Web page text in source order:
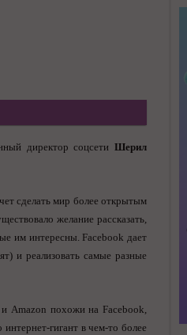
директор соцсетиШерил
сделать мир более открытым
желание рассказать,
им интересны. Facebook дает
и реализовать самые разные
Amazon похожи на Facebook,
гигант в чем-то более